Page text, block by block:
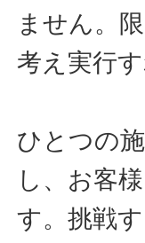
ません。
考え実行
ひとつの
し、お客
す。挑戦